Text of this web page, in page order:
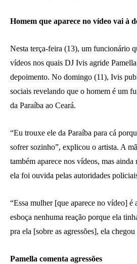
Homem que aparece no vídeo vai à
Nesta terça-feira (13), um funcionário
vídeos nos quais DJ Ivis agride
depoimento. No domingo (11), Ivis
sociais revelando que o homem é um
da Paraíba ao Ceará.
“Eu trouxe ele da Paraíba para cá
sofrer sozinho”, explicou o artista. A
também aparece nos vídeos, mas
ela foi ouvida pelas autoridades
“Essa mulher [que aparece no vídeo] é
esboça nenhuma reação porque ela
pra ela [sobre as agressões], ela
Pamella comenta agressões